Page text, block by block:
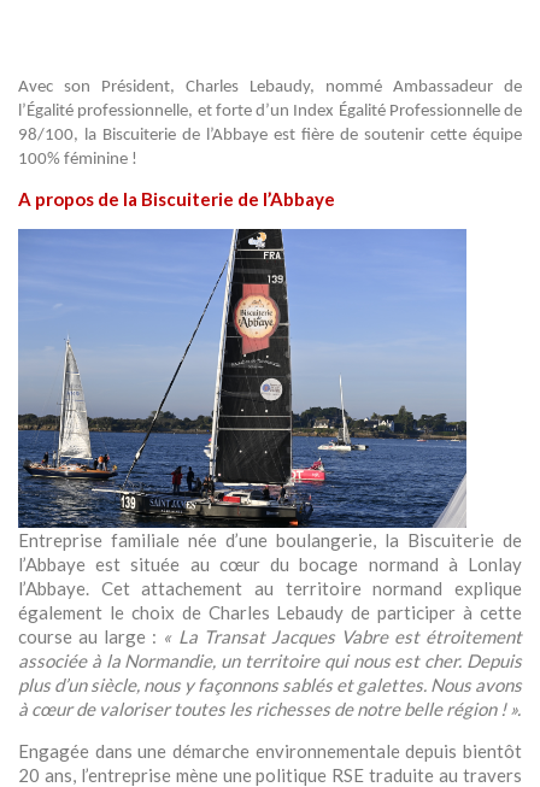
Avec son Président, Charles Lebaudy, nommé Ambassadeur de
l’Égalité professionnelle, et forte d’un Index Égalité Professionnelle de
98/100, la Biscuiterie de l’Abbaye est fière de soutenir cette équipe
100% féminine !
A propos de la Biscuiterie de l’Abbaye
Entreprise familiale née d’une boulangerie, la Biscuiterie de
l’Abbaye est située au cœur du bocage normand à Lonlay
l’Abbaye. Cet attachement au territoire normand explique
également le choix de Charles Lebaudy de participer à cette
course au large : « La Transat Jacques Vabre est étroitement
associée à la Normandie, un territoire qui nous est cher. Depuis
plus d’un siècle, nous y façonnons sablés et galettes. Nous avons
à cœur de valoriser toutes les richesses de notre belle région ! ».
Engagée dans une démarche environnementale depuis bientôt
20 ans, l’entreprise mène une politique RSE traduite au travers